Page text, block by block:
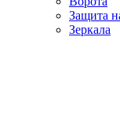
Защита
Зеркала